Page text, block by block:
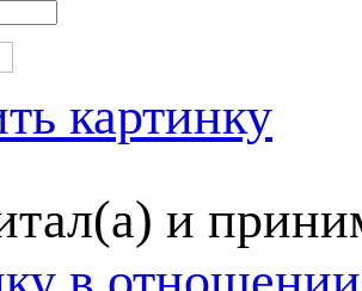
картинку
и